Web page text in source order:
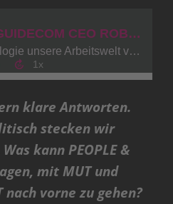
klare Antworten.
stecken wir
kann PEOPLE &
mit MUT und
nach vorne zu gehen?